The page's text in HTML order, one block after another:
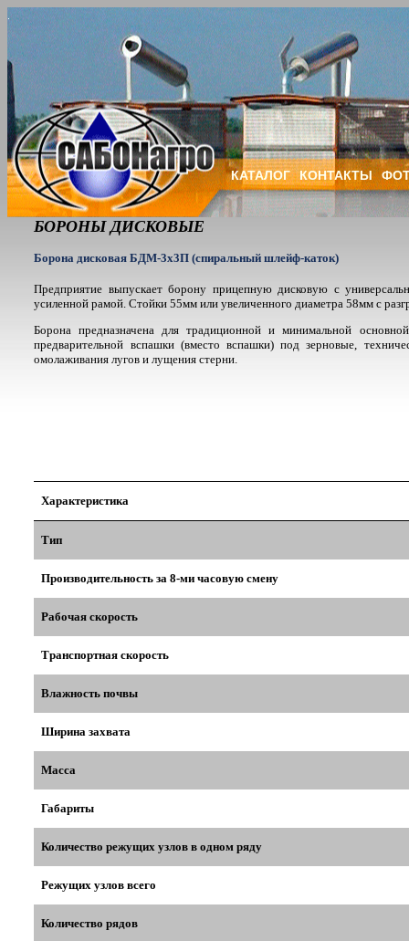
БОРОНЫ ДИСКОВЫЕ
КАТАЛОГ КОНТАКТЫ
Борона дисковая БДМ-3х3П (спиральный шлейф-каток)
Предприятие выпускает борону прицепную дисковую с
усиленной рамой. Стойки 55мм или увеличенного диаметра 58мм с
Борона предназначена для традиционной и минимальной
предварительной вспашки (вместо вспашки) под зерновые,
омолаживания лугов и лущения стерни.
Характеристика
Тип
Производительность за 8-ми часовую смену
Рабочая скорость
Транспортная скорость
Влажность почвы
Ширина захвата
Масса
Габариты
Количество режущих узлов в одном ряду
Режущих узлов всего
Количество рядов